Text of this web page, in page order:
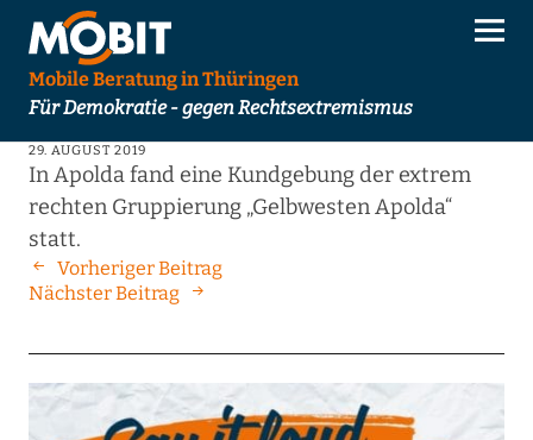
Mobile Beratung in Thüringen
Für Demokratie - gegen Rechtsextremismus
29. AUGUST 2019
In Apolda fand eine Kundgebung der extrem
rechten Gruppierung „Gelbwesten Apolda“
statt.
Vorheriger Beitrag
Nächster Beitrag